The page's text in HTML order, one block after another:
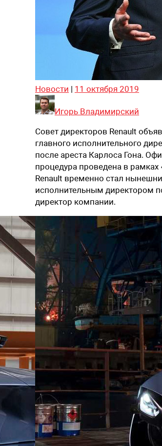
Новости | 11 октября 2019
Игорь Владимирский
Совет директоров Renault
главного исполнительного
после ареста Карлоса Гона.
процедура проведена в
Renault временно стал
исполнительным директором
директор компании.